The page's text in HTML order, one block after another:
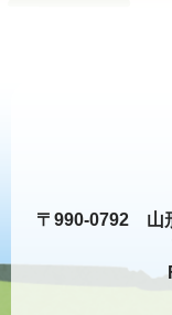
〒990-0792 山